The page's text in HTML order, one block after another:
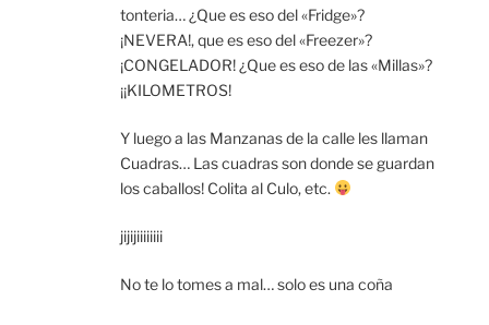
tonteria… ¿Que es eso del «Fridge»?
¡NEVERA!, que es eso del «Freezer»?
¡CONGELADOR! ¿Que es eso de las «Millas»?
¡¡KILOMETROS!
Y luego a las Manzanas de la calle les llaman
Cuadras… Las cuadras son donde se guardan
los caballos! Colita al Culo, etc.
jijijiiiiiiii
No te lo tomes a mal… solo es una coña